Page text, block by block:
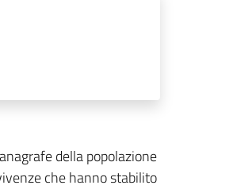
della popolazione
che hanno stabilito